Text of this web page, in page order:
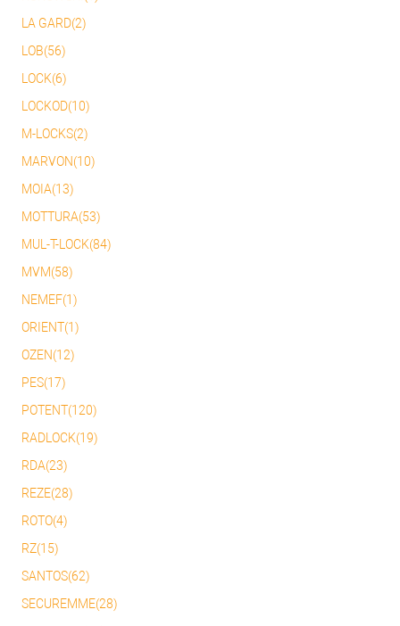
LA GARD(2)
LOB(56)
LOCK(6)
LOCKOD(10)
M-LOCKS(2)
MARVON(10)
MOIA(13)
MOTTURA(53)
MUL-T-LOCK(84)
MVM(58)
NEMEF(1)
ORIENT(1)
OZEN(12)
PES(17)
POTENT(120)
RADLOCK(19)
RDA(23)
REZE(28)
ROTO(4)
RZ(15)
SANTOS(62)
SECUREMME(28)